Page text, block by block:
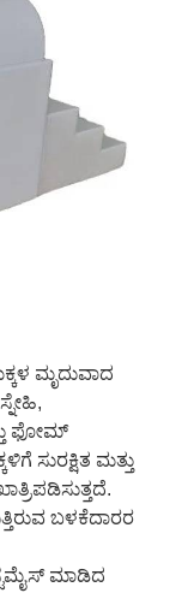
ಮೃದುವಾದ
ಫೋಮ್
ಸುರಕ್ಷಿತ ಮತ್ತು
ಬಳಕೆದಾರರ
ಮಾಡಿದ